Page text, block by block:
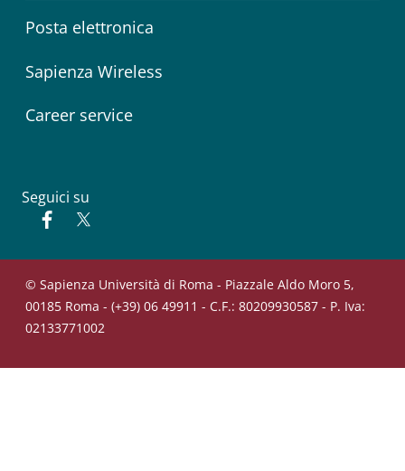
Posta elettronica
Sapienza Wireless
Career service
Seguici su
Facebook
© Sapienza Università di Roma - Piazzale Aldo Moro 5,
00185 Roma - (+39) 06 49911 - C.F.: 80209930587 - P. Iva:
02133771002